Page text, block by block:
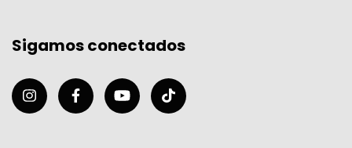
Sigamos conectados